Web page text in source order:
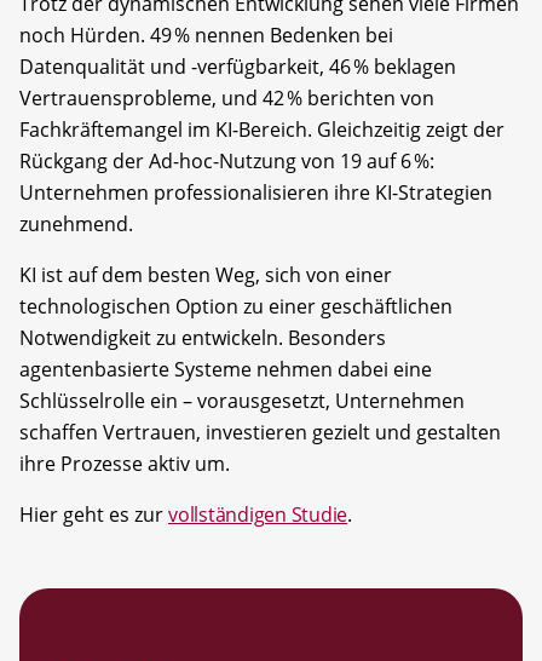
noch Hürden. 49 % nennen Bedenken bei
Datenqualität und -verfügbarkeit, 46 % beklagen
Vertrauensprobleme, und 42 % berichten von
Fachkräftemangel im KI-Bereich. Gleichzeitig zeigt der
Rückgang der Ad-hoc-Nutzung von 19 auf 6 %:
Unternehmen professionalisieren ihre KI-Strategien
zunehmend.
KI ist auf dem besten Weg, sich von einer
technologischen Option zu einer geschäftlichen
Notwendigkeit zu entwickeln. Besonders
agentenbasierte Systeme nehmen dabei eine
Schlüsselrolle ein – vorausgesetzt, Unternehmen
schaffen Vertrauen, investieren gezielt und gestalten
ihre Prozesse aktiv um.
Hier geht es zurvollständigen Studie.